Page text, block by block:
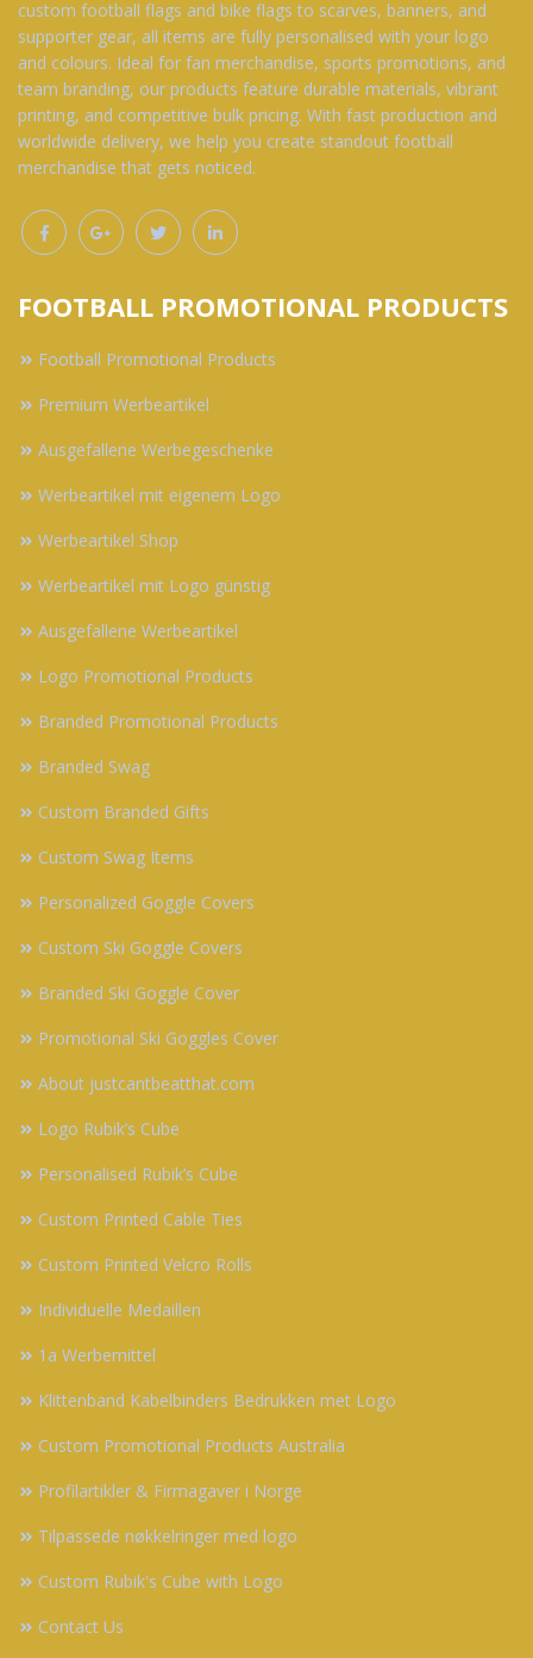
custom football flags and bike flags to scarves, banners, and
supporter gear, all items are fully personalised with your logo
and colours. Ideal for fan merchandise, sports promotions, and
team branding, our products feature durable materials, vibrant
printing, and competitive bulk pricing. With fast production and
worldwide delivery, we help you create standout football
merchandise that gets noticed.
FOOTBALL PROMOTIONAL PRODUCTS
Football Promotional Products
Premium Werbeartikel
Ausgefallene Werbegeschenke
Werbeartikel mit eigenem Logo
Werbeartikel Shop
Werbeartikel mit Logo günstig
Ausgefallene Werbeartikel
Logo Promotional Products
Branded Promotional Products
Branded Swag
Custom Branded Gifts
Custom Swag Items
Personalized Goggle Covers
Custom Ski Goggle Covers
Branded Ski Goggle Cover
Promotional Ski Goggles Cover
About justcantbeatthat.com
Logo Rubik’s Cube
Personalised Rubik’s Cube
Custom Printed Cable Ties
Custom Printed Velcro Rolls
Individuelle Medaillen
1a Werbemittel
Klittenband Kabelbinders Bedrukken met Logo
Custom Promotional Products Australia
Profilartikler & Firmagaver i Norge
Tilpassede nøkkelringer med logo
Custom Rubik's Cube with Logo
Contact Us